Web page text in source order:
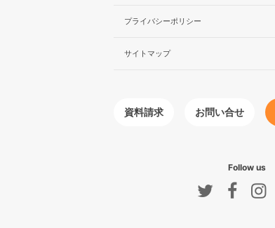
プライバシーポリシー
サイトマップ
資料請求 お問い合せ
Follow us